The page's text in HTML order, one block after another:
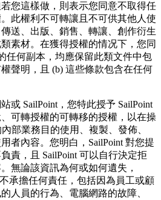
您這樣做，則表示您同意不取得任
此權利不可轉讓且不可供其他人使
送、出版、銷售、轉讓、創作衍生
素材。在獲得授權的情况下，您同
任何副本，均應保留此類文件中包
聲明，且 (b) 這些條款包含在任何
或 SailPoint，您特此授予 SailPoint
可轉授權的可轉移的授權，以在操
部業務目的使用、複製、發佈、
者內容。您明白，SailPoint 對您提
責，且 SailPoint 可以自行決定拒
無論該資訊為何或如何遺失，
承擔任何責任，包括因為員工或顧
人員的行為、電腦網路的故障、